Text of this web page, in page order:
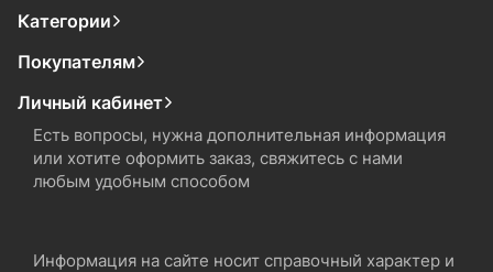
Категории
Покупателям
Личный кабинет
Есть вопросы, нужна дополнительная информация
или хотите оформить заказ, свяжитесь с нами
любым удобным способом
Информация на сайте носит справочный характер и